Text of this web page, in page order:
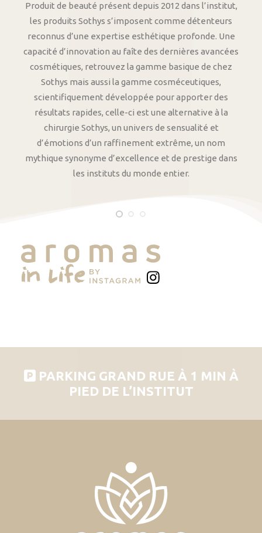
Produit de beauté présent depuis 2012 dans l’institut,
les produits Sothys s’imposent comme détenteurs
reconnus d’une expertise esthétique profonde. Une
capacité d’innovation au faîte des dernières avancées
cosmétiques, retrouvez la gamme basique de chez
Sothys mais aussi la gamme cosméceutiques,
scientifiquement développée pour apporter des
résultats rapides, celle-ci est une alternative à la
chirurgie Sothys, un univers de sensualité et
d’émotions d’un raffinement extrême, un nom
mythique synonyme d’excellence et de prestige dans
les instituts du monde entier.
PARKING GRAND RUE À 1 MIN À
PIED DE L’INSTITUT